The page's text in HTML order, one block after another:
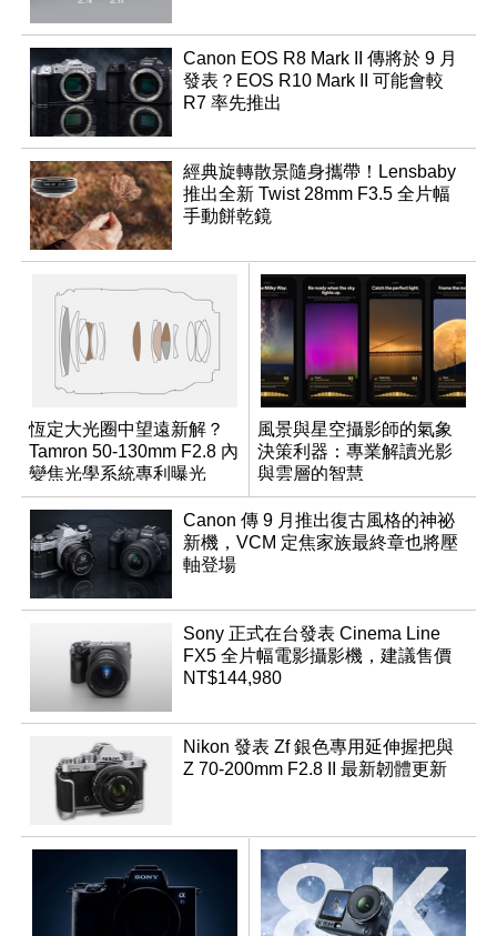
Canon EOS R8 Mark II 傳將於 9 月
發表？EOS R10 Mark II 可能會較
R7 率先推出
經典旋轉散景隨身攜帶！Lensbaby
推出全新 Twist 28mm F3.5 全片幅
手動餅乾鏡
恆定大光圈中望遠新解？
Tamron 50-130mm F2.8 內
變焦光學系統專利曝光
風景與星空攝影師的氣象
決策利器：專業解讀光影
與雲層的智慧
App「Atmos」登場
Canon 傳 9 月推出復古風格的神祕
新機，VCM 定焦家族最終章也將壓
軸登場
Sony 正式在台發表 Cinema Line
FX5 全片幅電影攝影機，建議售價
NT$144,980
Nikon 發表 Zf 銀色專用延伸握把與
Z 70-200mm F2.8 II 最新韌體更新